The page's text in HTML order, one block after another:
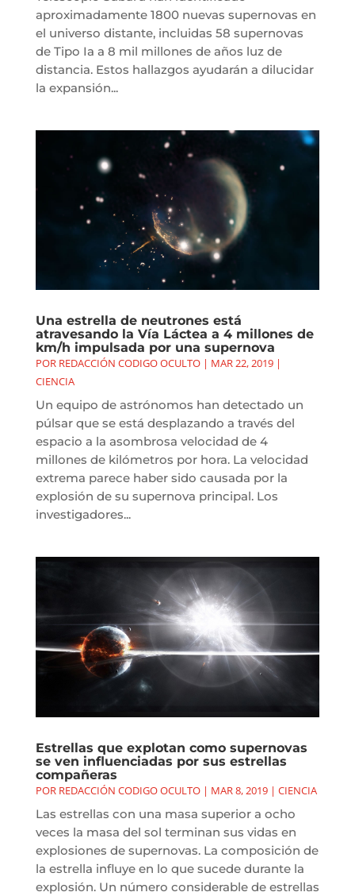
aproximadamente 1800 nuevas supernovas en
el universo distante, incluidas 58 supernovas
de Tipo Ia a 8 mil millones de años luz de
distancia. Estos hallazgos ayudarán a dilucidar
la expansión...
Una estrella de neutrones está
atravesando la Vía Láctea a 4 millones de
km/h impulsada por una supernova
POR REDACCIÓN CODIGO OCULTO| MAR 22, 2019|
CIENCIA
Un equipo de astrónomos han detectado un
púlsar que se está desplazando a través del
espacio a la asombrosa velocidad de 4
millones de kilómetros por hora. La velocidad
extrema parece haber sido causada por la
explosión de su supernova principal. Los
investigadores...
Estrellas que explotan como supernovas
se ven influenciadas por sus estrellas
compañeras
POR REDACCIÓN CODIGO OCULTO| MAR 8, 2019| CIENCIA
Las estrellas con una masa superior a ocho
veces la masa del sol terminan sus vidas en
explosiones de supernovas. La composición de
la estrella influye en lo que sucede durante la
explosión. Un número considerable de estrellas